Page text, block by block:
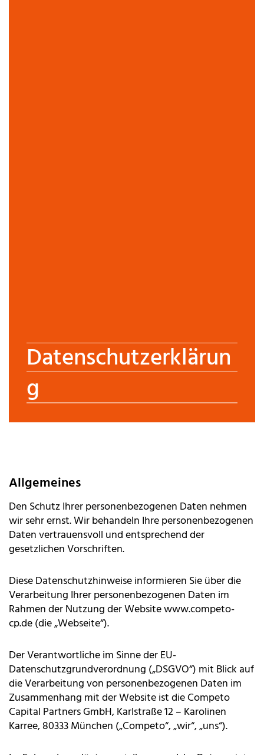
Datenschutzerklärun
g
Allgemeines
Den Schutz Ihrer personenbezogenen Daten nehmen
wir sehr ernst. Wir behandeln Ihre personenbezogenen
Daten vertrauensvoll und entsprechend der
gesetzlichen Vorschriften.
Diese Datenschutzhinweise informieren Sie über die
Verarbeitung Ihrer personenbezogenen Daten im
Rahmen der Nutzung der Website www.competo-
cp.de (die „Webseite“).
Der Verantwortliche im Sinne der EU-
Datenschutzgrundverordnung („DSGVO“) mit Blick auf
die Verarbeitung von personenbezogenen Daten im
Zusammenhang mit der Website ist die Competo
Capital Partners GmbH, Karlstraße 12 – Karolinen
Karree, 80333 München („Competo“, „wir“, „uns“).